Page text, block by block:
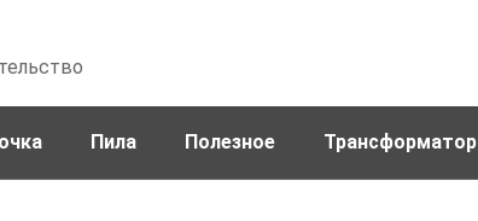
Пила Полезное Трансформатор